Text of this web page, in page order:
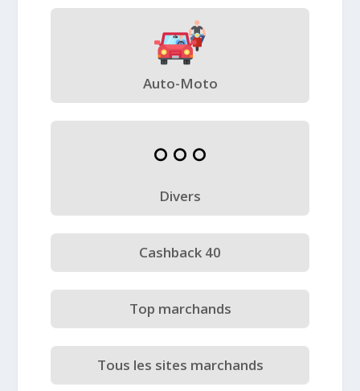
Auto-Moto
Divers
Cashback 40
Top marchands
Tous les sites marchands